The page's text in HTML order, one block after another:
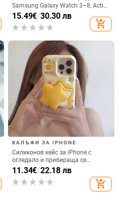
Samsung Galaxy Watch 3–8, Active
1/2 • QC2.0 • Магнитно зареждане
• 3W / 1A
15.49€/30.30 лв
add_shopping_cart
КАЛЪФИ ЗА IPHONE
Силиконов кейс за iPhone с
огледало и прибираща се
подвижна стойка в дизайн на
петолъчка, съвместим с iPhone
13–17 Pro/Max
11.34€/22.18 лв
add_shopping_cart